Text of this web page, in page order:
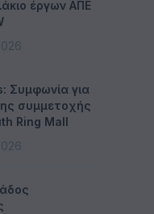
έργων ΑΠΕ
Συμφωνία για
συμμετοχής
Ring Mall